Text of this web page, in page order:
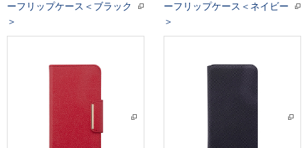
ーフリップケース＜ブラック
＞
ーフリップケース＜ネイビー
＞